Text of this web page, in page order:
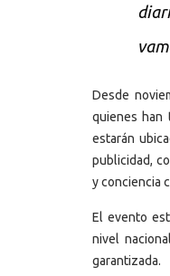
Desde
quienes han
estarán
publicidad,
y conciencia
El evento
nivel
garantizada.